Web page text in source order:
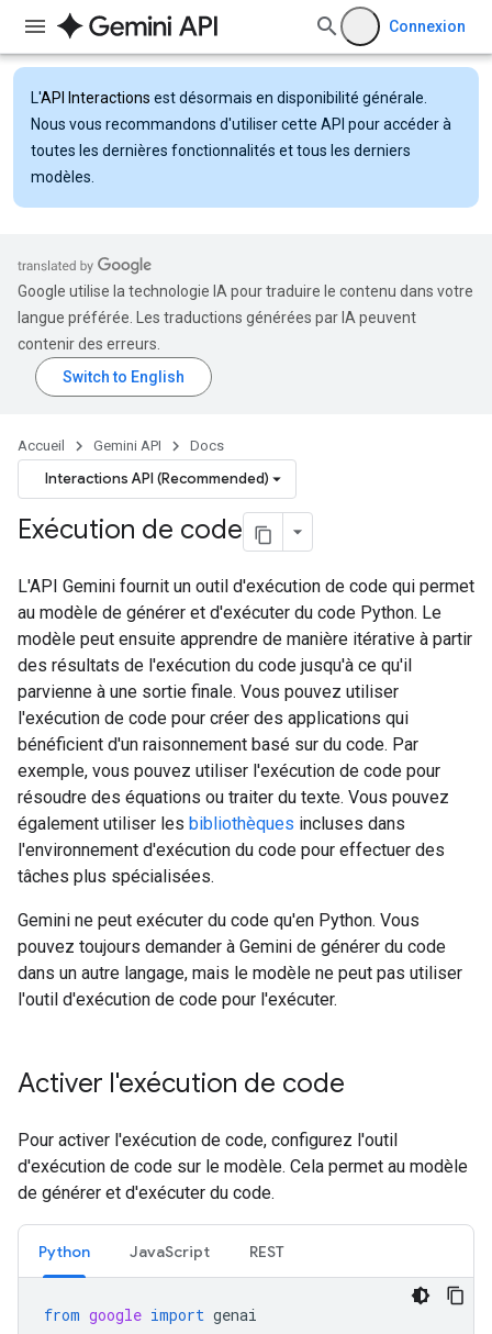
Connexion
L'API Interactions est désormais en disponibilité générale.
Nous vous recommandons d'utiliser cette API pour accéder à
toutes les dernières fonctionnalités et tous les derniers
modèles.
Google utilise la technologie IA pour traduire le contenu dans votre
langue préférée. Les traductions générées par IA peuvent
contenir des erreurs.
Accueil Gemini API Docs
Interactions API (Recommended)
Exécution de code
L'API Gemini fournit un outil d'exécution de code qui permet
au modèle de générer et d'exécuter du code Python. Le
modèle peut ensuite apprendre de manière itérative à partir
des résultats de l'exécution du code jusqu'à ce qu'il
parvienne à une sortie finale. Vous pouvez utiliser
l'exécution de code pour créer des applications qui
bénéficient d'un raisonnement basé sur du code. Par
exemple, vous pouvez utiliser l'exécution de code pour
résoudre des équations ou traiter du texte. Vous pouvez
également utiliser les bibliothèques incluses dans
l'environnement d'exécution du code pour effectuer des
tâches plus spécialisées.
Gemini ne peut exécuter du code qu'en Python. Vous
pouvez toujours demander à Gemini de générer du code
dans un autre langage, mais le modèle ne peut pas utiliser
l'outil d'exécution de code pour l'exécuter.
Activer l'exécution de code
Pour activer l'exécution de code, configurez l'outil
d'exécution de code sur le modèle. Cela permet au modèle
de générer et d'exécuter du code.
Python JavaScript REST
from google import genai